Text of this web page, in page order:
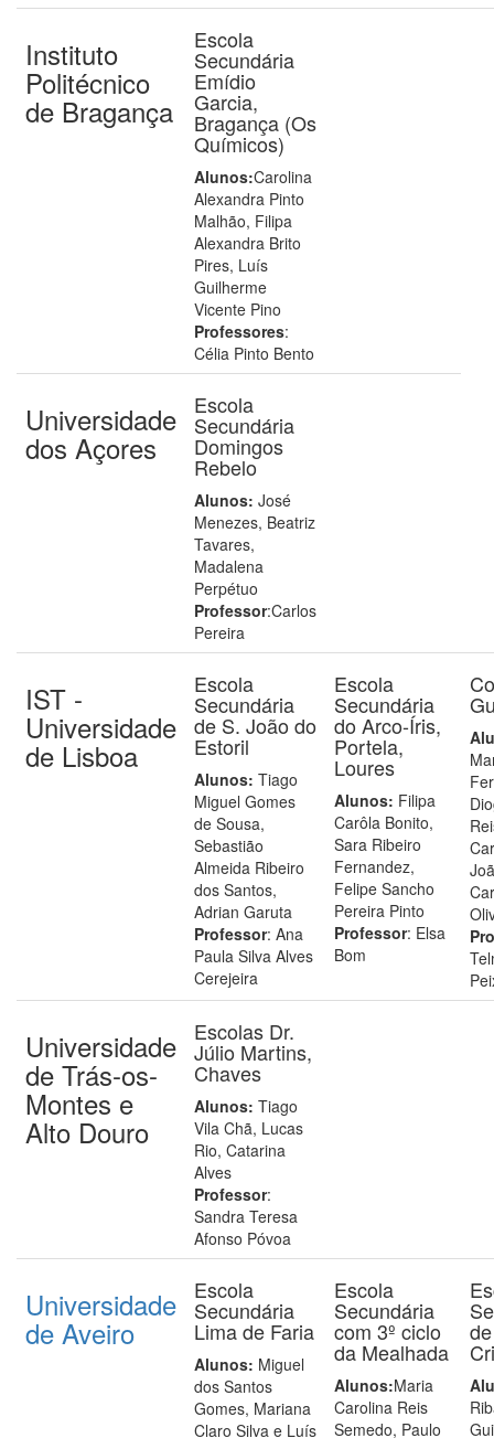
Instituto
Politécnico
de Bragança
Escola
Secundária
Emídio
Garcia,
Bragança (Os
Químicos)
Alunos:Carolina
Alexandra Pinto
Malhão, Filipa
Alexandra Brito
Pires, Luís
Guilherme
Vicente Pino
Professores:
Célia Pinto Bento
Universidade
dos Açores
Escola
Secundária
Domingos
Rebelo
Alunos: José
Menezes, Beatriz
Tavares,
Madalena
Perpétuo
Professor:Carlos
Pereira
IST -
Universidade
de Lisboa
Escola
Secundária
de S. João do
Estoril
Alunos: Tiago
Miguel Gomes
de Sousa,
Sebastião
Almeida Ribeiro
dos Santos,
Adrian Garuta
Professor: Ana
Paula Silva Alves
Cerejeira
Escola
Secundária
do Arco-Íris,
Portela,
Loures
Alunos: Filipa
Carôla Bonito,
Sara Ribeiro
Fernandez,
Felipe Sancho
Pereira Pinto
Professor: Elsa
Bom
Universidade
de Trás-os-
Montes e
Alto Douro
Escolas Dr.
Júlio Martins,
Chaves
Alunos: Tiago
Vila Chã, Lucas
Rio, Catarina
Alves
Professor:
Sandra Teresa
Afonso Póvoa
Universidade
de Aveiro
Escola
Secundária
Lima de Faria
Alunos: Miguel
dos Santos
Gomes, Mariana
Claro Silva e Luís
Escola
Secundária
com 3º ciclo
da Mealhada
Alunos:Maria
Carolina Reis
Semedo, Paulo